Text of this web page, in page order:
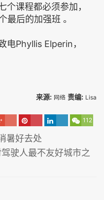
个课程都必须参加，
最后的加强班 。
电Phyllis Elperin，
来源: 网络 责编: Lisa
112
暑好去处
驶人最不友好城市之